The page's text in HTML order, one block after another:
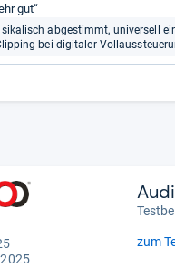
gut“
abgestimmt, universell
bei digitaler
zum